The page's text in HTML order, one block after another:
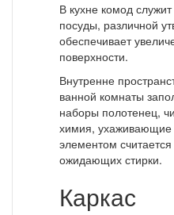
В кухне комод
посуды, различной
обеспечивает
поверхности.
Внутренне
ванной комнаты
наборы полотенец,
химия, ухаживающие
элементом
ожидающих стирки.
Каркас